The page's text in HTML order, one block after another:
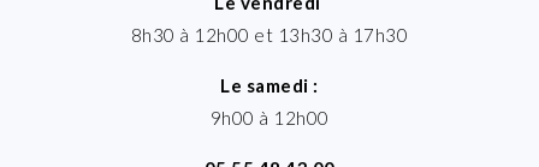
8h30 à 12h00 et 13h30 à 17h30
Le samedi :
9h00 à 12h00